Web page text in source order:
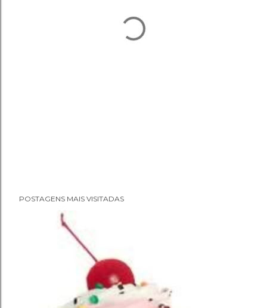
POSTAGENS MAIS VISITADAS